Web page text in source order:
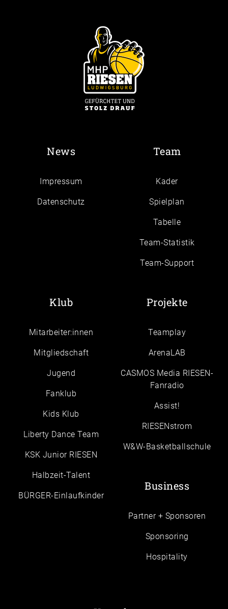
News
Impressum
Daten­schutz
Team
Kader
Spielplan
Tabelle
Team-Statistik
Team-Support
Klub
Mitarbeiter:innen
Mitgliedschaft
Jugend
Fanklub
Kids Klub
Liberty Dance Team
KSK Junior RIESEN
Halbzeit-Talent
BÜRGER-Einlaufkinder
Projekte
Teamplay
ArenaLAB
CASMOS Media RIESEN-
Fanradio
Assist!
RIESENstrom
W&W-Basketballschule
Business
Partner + Sponsoren
Sponsoring
Hospitality